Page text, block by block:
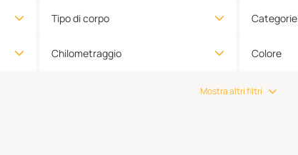
Tipo di corpo
Chilometraggio
Categorie
Colore
Mostra altri filtri